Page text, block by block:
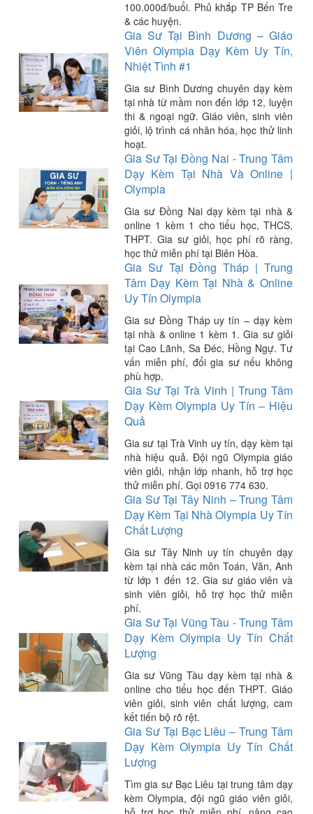
100.000đ/buổi. Phủ khắp TP Bến Tre
& các huyện.
Gia Sư Tại Bình Dương – Giáo
Viên Olympia Dạy Kèm Uy Tín,
Nhiệt Tình #1
Gia sư Bình Dương chuyên dạy kèm
tại nhà từ mầm non đến lớp 12, luyện
thi & ngoại ngữ. Giáo viên, sinh viên
giỏi, lộ trình cá nhân hóa, học thử linh
hoạt.
Gia Sư Tại Đồng Nai - Trung Tâm
Dạy Kèm Tại Nhà Và Online |
Olympia
Gia sư Đồng Nai dạy kèm tại nhà &
online 1 kèm 1 cho tiểu học, THCS,
THPT. Gia sư giỏi, học phí rõ ràng,
học thử miễn phí tại Biên Hòa.
Gia Sư Tại Đồng Tháp | Trung
Tâm Dạy Kèm Tại Nhà & Online
Uy Tín Olympia
Gia sư Đồng Tháp uy tín – dạy kèm
tại nhà & online 1 kèm 1. Gia sư giỏi
tại Cao Lãnh, Sa Đéc, Hồng Ngự. Tư
vấn miễn phí, đổi gia sư nếu không
phù hợp.
Gia Sư Tại Trà Vinh | Trung Tâm
Dạy Kèm Olympia Uy Tín – Hiệu
Quả
Gia sư tại Trà Vinh uy tín, dạy kèm tại
nhà hiệu quả. Đội ngũ Olympia giáo
viên giỏi, nhận lớp nhanh, hỗ trợ học
thử miễn phí. Gọi 0916 774 630.
Gia Sư Tại Tây Ninh – Trung Tâm
Dạy Kèm Tại Nhà Olympia Uy Tín
Chất Lượng
Gia sư Tây Ninh uy tín chuyên dạy
kèm tại nhà các môn Toán, Văn, Anh
từ lớp 1 đến 12. Gia sư giáo viên và
sinh viên giỏi, hỗ trợ học thử miễn
phí.
Gia Sư Tại Vũng Tàu - Trung Tâm
Dạy Kèm Olympia Uy Tín Chất
Lượng
Gia sư Vũng Tàu dạy kèm tại nhà &
online cho tiểu học đến THPT. Giáo
viên giỏi, sinh viên chất lượng, cam
kết tiến bộ rõ rệt.
Gia Sư Tại Bạc Liêu – Trung Tâm
Dạy Kèm Olympia Uy Tín Chất
Lượng
Tìm gia sư Bạc Liêu tại trung tâm dạy
kèm Olympia, đội ngũ giáo viên giỏi,